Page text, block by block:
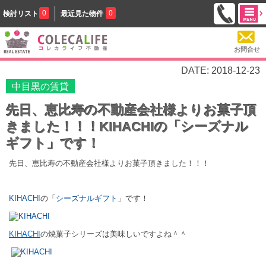
検討リスト 0 最近見た物件 0
お問合せ
DATE: 2018-12-23
中目黒の賃貸
先日、恵比寿の不動産会社様よりお菓子頂
きました！！！KIHACHIの「シーズナル
ギフト」です！
先日、恵比寿の不動産会社様よりお菓子頂きました！！！
KIHACHI の「 シーズナルギフト 」です！
KIHACHI の焼菓子シリーズは美味しいですよね＾＾